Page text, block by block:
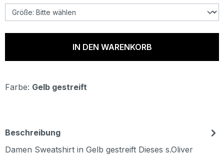
IN DEN WARENKORB
Farbe: Gelb gestreift
Beschreibung
Damen Sweatshirt in Gelb gestreift Dieses s.Oliver